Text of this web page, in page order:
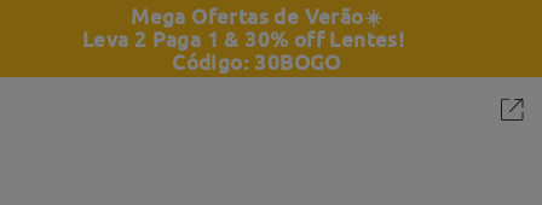
Mega Ofertas de Verão☀️
Leva 2 Paga 1 & 30% off Lentes!
Código: 30BOGO